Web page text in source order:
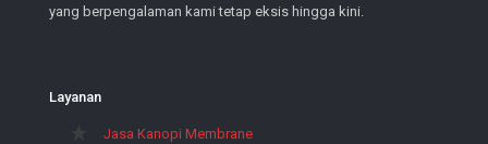
yang berpengalaman kami tetap eksis hingga kini.
Layanan
Jasa Kanopi Membrane